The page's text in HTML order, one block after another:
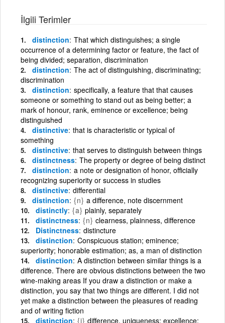
İlgili Terimler
distinction That which distinguishes; a single
occurrence of a determining factor or feature, the fact of
being divided; separation, discrimination
distinction The act of distinguishing, discriminating;
discrimination
distinction specifically, a feature that that causes
someone or something to stand out as being better; a
mark of honour, rank, eminence or excellence; being
distinguished
distinctive that is characteristic or typical of
something
distinctive that serves to distinguish between things
distinctness The property or degree of being distinct
distinction a note or designation of honor, officially
recognizing superiority or success in studies
distinctive differential
distinction {n} a difference, note discernment
distinctly {a} plainly, separately
distinctness {n} clearness, plainness, difference
Distinctness distincture
distinction Conspicuous station; eminence;
superiority; honorable estimation; as, a man of distinction
distinction A distinction between similar things is a
difference. There are obvious distinctions between the two
wine-making areas If you draw a distinction or make a
distinction, you say that two things are different. I did not
yet make a distinction between the pleasures of reading
and of writing fiction
distinction {i} difference, uniqueness; excellence;